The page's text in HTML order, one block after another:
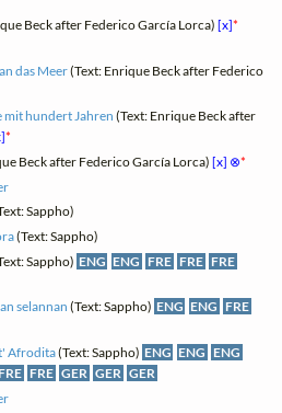
Beck after Federico García Lorca) [x]*
das Meer(Text: Enrique Beck after Federico
mit hundert Jahren (Text: Enrique Beck after
*
Beck after Federico García Lorca) [x] ⊗*
Sappho)
(Text: Sappho)
Sappho) ENG ENG FRE FRE FRE
selannan (Text: Sappho) ENG ENG FRE
Afrodita(Text: Sappho) ENG ENG ENG
FRE FRE GER GER GER